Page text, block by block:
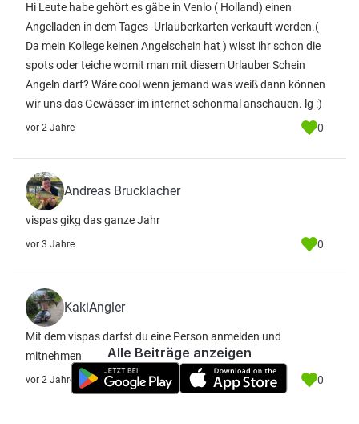
Hi Leute habe gehört es gäbe in Venlo ( Holland) einen
Angelladen in dem Tages -Urlauberkarten verkauft werden.(
Da mein Kollege keinen Angelschein hat ) wisst ihr schon die
spots oder teiche womit man mit diesem Urlauber Schein
Angeln darf? Wäre cool wenn jemand was weiß dann können
wir uns das Gewässer im internet schonmal anschauen. lg :)
vor 2 Jahre 0
Andreas Brucklacher
vispas gikg das ganze Jahr
vor 3 Jahre 0
KakiAngler
Mit dem vispas darfst du eine Person anmelden und
mitnehmen
vor 2 Jahre 0
Alle Beiträge anzeigen